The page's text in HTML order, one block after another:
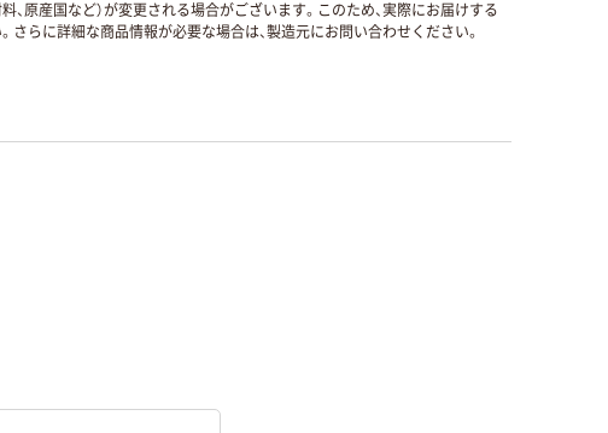
、原産国など）が変更される場合がございます。このため、実際にお届けする
らに詳細な商品情報が必要な場合は、製造元にお問い合わせください。